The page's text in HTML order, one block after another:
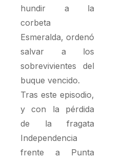
hundir a la
corbeta
Esmeralda, ordenó
salvar a los
sobrevivientes del
buque vencido.
Tras este episodio,
y con la pérdida
de la fragata
Independencia
frente a Punta